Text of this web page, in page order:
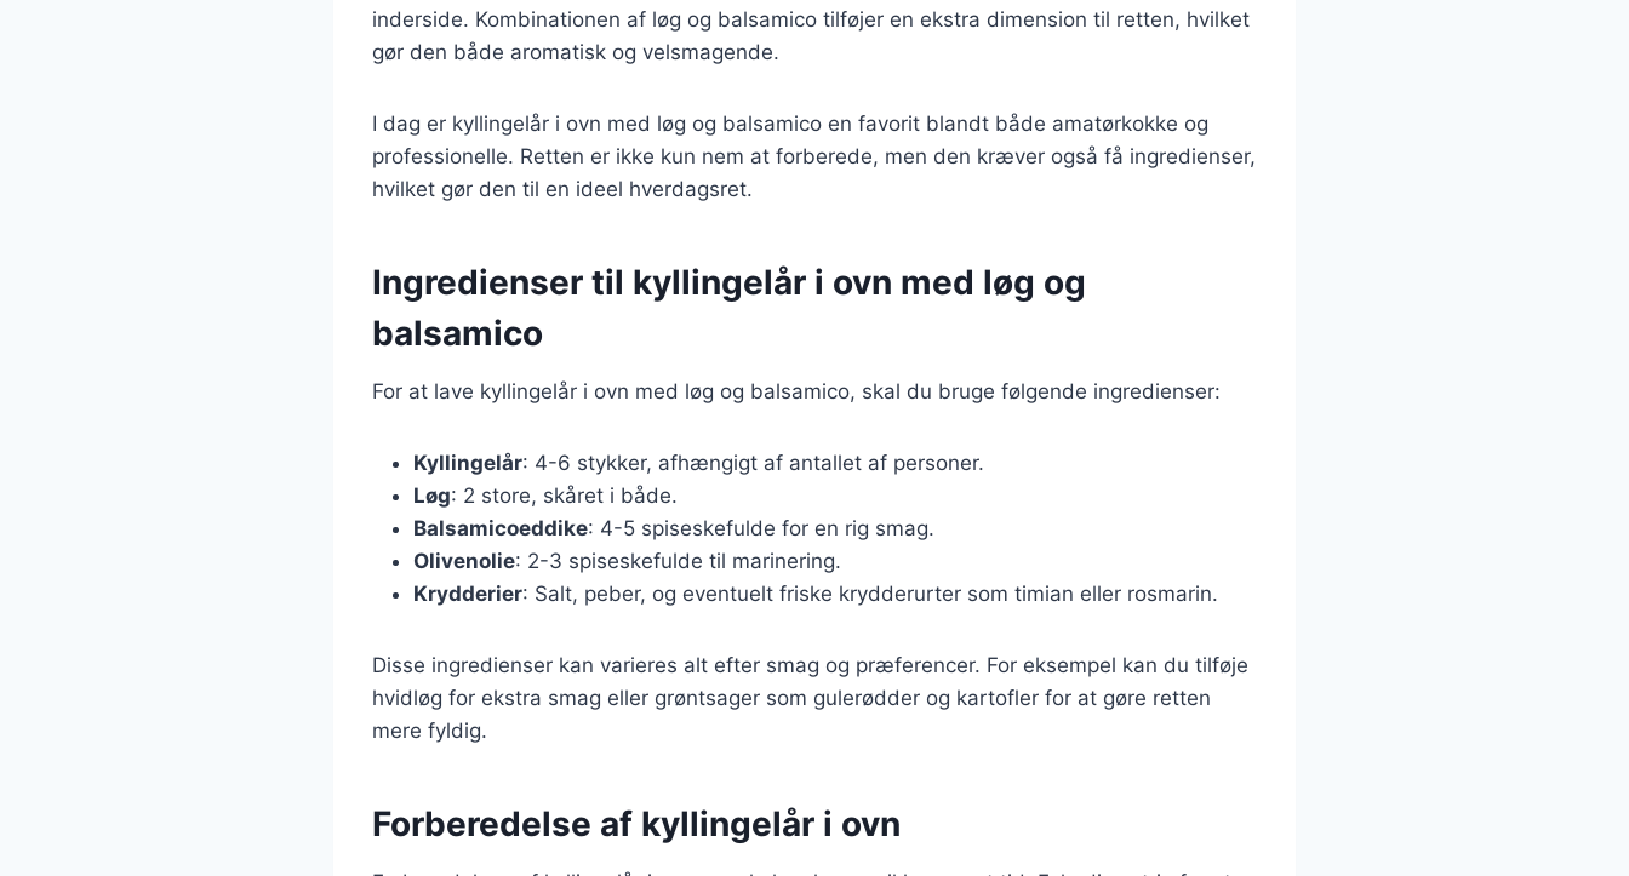
inderside. Kombinationen af løg og balsamico tilføjer en ekstra dimension til retten, hvilket
gør den både aromatisk og velsmagende.
I dag er kyllingelår i ovn med løg og balsamico en favorit blandt både amatørkokke og
professionelle. Retten er ikke kun nem at forberede, men den kræver også få ingredienser,
hvilket gør den til en ideel hverdagsret.
Ingredienser til kyllingelår i ovn med løg og
balsamico
For at lave kyllingelår i ovn med løg og balsamico, skal du bruge følgende ingredienser:
Kyllingelår: 4-6 stykker, afhængigt af antallet af personer.
Løg: 2 store, skåret i både.
Balsamicoeddike: 4-5 spiseskefulde for en rig smag.
Olivenolie: 2-3 spiseskefulde til marinering.
Krydderier: Salt, peber, og eventuelt friske krydderurter som timian eller rosmarin.
Disse ingredienser kan varieres alt efter smag og præferencer. For eksempel kan du tilføje
hvidløg for ekstra smag eller grøntsager som gulerødder og kartofler for at gøre retten
mere fyldig.
Forberedelse af kyllingelår i ovn